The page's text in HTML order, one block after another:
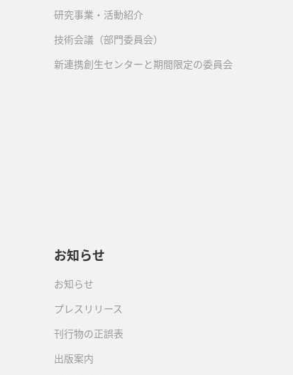
研究事業・活動紹介
技術会議（部門委員会）
新連携創生センターと期間限定の委員会
お知らせ
お知らせ
プレスリリース
刊行物の正誤表
出版案内